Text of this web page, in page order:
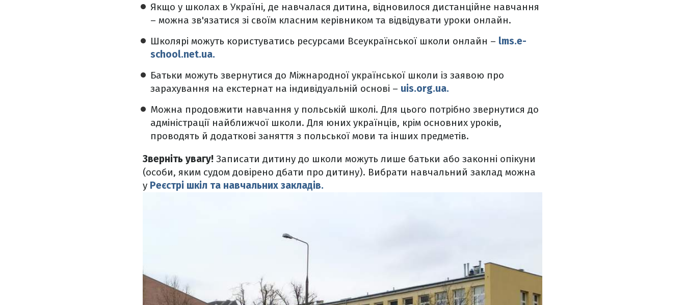
Якщо у школах в Україні, де навчалася дитина, відновилося дистанційне навчання
– можна зв'язатися зі своїм класним керівником та відвідувати уроки онлайн.
Школярі можуть користуватись ресурсами Всеукраїнської школи онлайн – lms.e-
school.net.ua.
Батьки можуть звернутися до Міжнародної української школи із заявою про
зарахування на екстернат на індивідуальній основі – uis.org.ua.
Можна продовжити навчання у польській школі. Для цього потрібно звернутися до
адміністрації найближчої школи. Для юних українців, крім основних уроків,
проводять й додаткові заняття з польської мови та інших предметів.
Зверніть увагу! Записати дитину до школи можуть лише батьки або законні опікуни
(особи, яким судом довірено дбати про дитину). Вибрати навчальний заклад можна
у Реєстрі шкіл та навчальних закладів.